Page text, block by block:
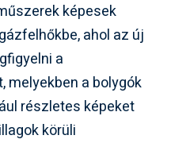
képesek
ahol az új
a
melyekben a bolygók
részletes képeket
körüli